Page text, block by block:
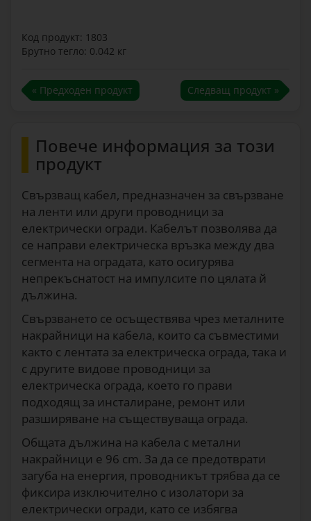
Код продукт: 1803
Брутно тегло: 0.042 кг
« Предходен продукт Следващ продукт »
Повече информация за този
продукт
Свързващ кабел, предназначен за свързване
на ленти или други проводници за
електрически огради. Кабелът позволява да
се направи електрическа връзка между два
сегмента на оградата, като осигурява
непрекъснатост на импулсите по цялата й
дължина.
Свързването се осъществява чрез металните
накрайници на кабела, които са съвместими
както с лентата за електрическа ограда, така и
с другите видове проводници за
електрическа ограда, което го прави
подходящ за инсталиране, ремонт или
разширяване на съществуваща ограда.
Общата дължина на кабела с метални
накрайници е 96 cm. За да се предотврати
загуба на енергия, проводникът трябва да се
фиксира изключително с изолатори за
електрически огради, като се избягва